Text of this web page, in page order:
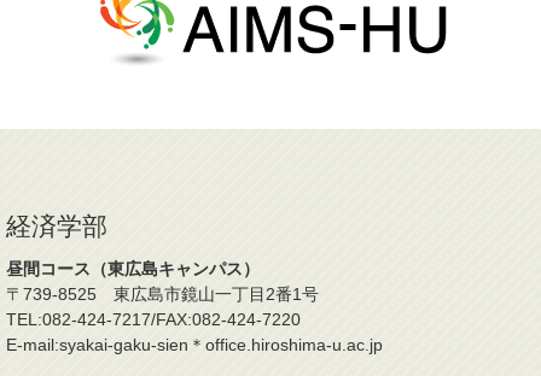
経済学部
昼間コース（東広島キャンパス）
〒739-8525 東広島市鏡山一丁目2番1号
TEL:082-424-7217/FAX:082-424-7220
E-mail:syakai-gaku-sien＊office.hiroshima-u.ac.jp